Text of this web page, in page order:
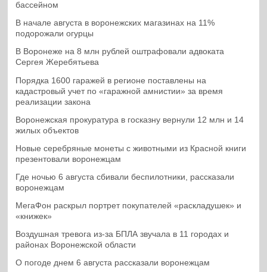
бассейном
В начале августа в воронежских магазинах на 11%
подорожали огурцы
В Воронеже на 8 млн рублей оштрафовали адвоката
Сергея Жеребятьева
Порядка 1600 гаражей в регионе поставлены на
кадастровый учет по «гаражной амнистии» за время
реализации закона
Воронежская прокуратура в госказну вернули 12 млн и 14
жилых объектов
Новые серебряные монеты с животными из Красной книги
презентовали воронежцам
Где ночью 6 августа сбивали беспилотники, рассказали
воронежцам
МегаФон раскрыл портрет покупателей «раскладушек» и
«книжек»
Воздушная тревога из-за БПЛА звучала в 11 городах и
районах Воронежской области
О погоде днем 6 августа рассказали воронежцам